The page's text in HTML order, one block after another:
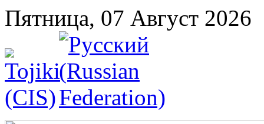
Пятница, 07 Август 2026